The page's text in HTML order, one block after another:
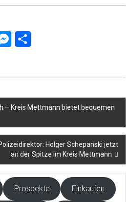
Messenger
Teilen
– Kreis Mettmann bietet bequemen
Holger Schepanski jetzt
an der Spitze im Kreis Mettmann
Prospekte Einkaufen